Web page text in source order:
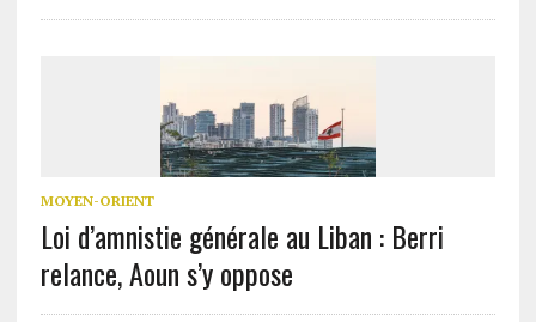
MOYEN-ORIENT
Loi d’amnistie générale au Liban : Berri
relance, Aoun s’y oppose